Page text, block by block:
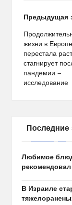
по
Предыдущая
жизни в Европе
перестала
стагнирует
пандемии —
исследование
Последние
Любимое
В Израиле